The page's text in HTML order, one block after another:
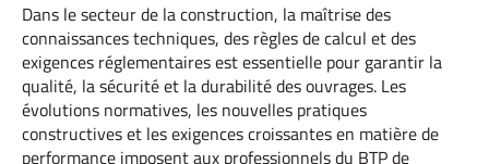
Dans le secteur de la construction, la maîtrise des
connaissances techniques, des règles de calcul et des
exigences réglementaires est essentielle pour garantir la
qualité, la sécurité et la durabilité des ouvrages. Les
évolutions normatives, les nouvelles pratiques
constructives et les exigences croissantes en matière de
performance imposent aux professionnels du BTP de